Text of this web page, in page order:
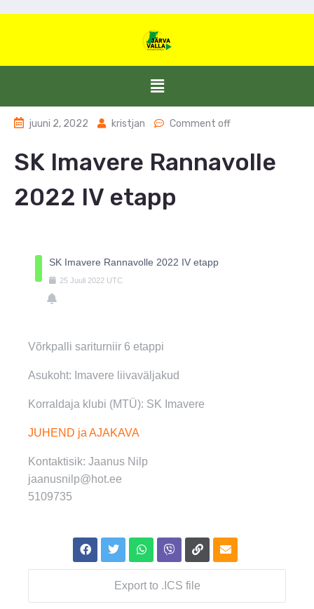
juuni 2, 2022 kristjan Comment off
SK Imavere Rannavolle
2022 IV etapp
SK Imavere Rannavolle 2022 IV etapp
25 Juuli 2022 UTC
Võrkpalli sariturniir 6 etappi
Asukoht: Imavere liivaväljakud
Korraldaja klubi (MTÜ): SK Imavere
JUHEND ja AJAKAVA
Kontaktisik: Jaanus Nilp
jaanusnilp@hot.ee
5109735
Export to .ICS file